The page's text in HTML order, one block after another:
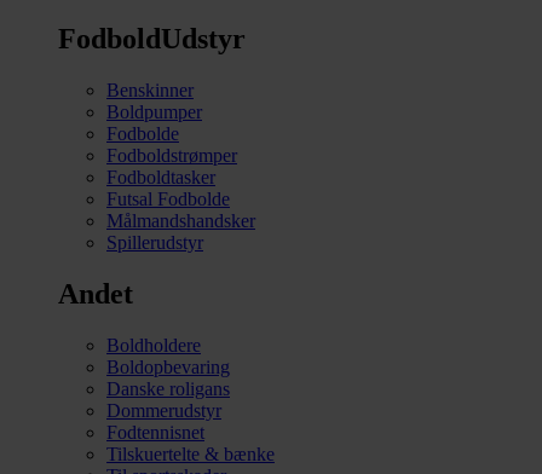
FodboldUdstyr
Benskinner
Boldpumper
Fodbolde
Fodboldstrømper
Fodboldtasker
Futsal Fodbolde
Målmandshandsker
Spillerudstyr
Andet
Boldholdere
Boldopbevaring
Danske roligans
Dommerudstyr
Fodtennisnet
Tilskuertelte & bænke